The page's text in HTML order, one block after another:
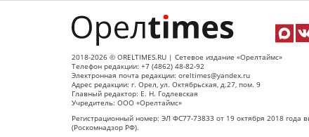
2018-2026 © ORELTIMES.RU | Сетевое издание «Орелтаймс»
Телефон редакции: +7 (4862) 48-82-92
Электронная почта редакции: oreltimes@yandex.ru
Адрес редакции: г. Орел, ул. Октябрьская, д.27, пом. 9
Главный редактор: Е. Н. Годлевская
Учредитель: ООО «Орелтаймс»
Регистрационный номер: ЭЛ ФС77-73833 от 19 октября 2018 года
(Роскомнадзор РФ).